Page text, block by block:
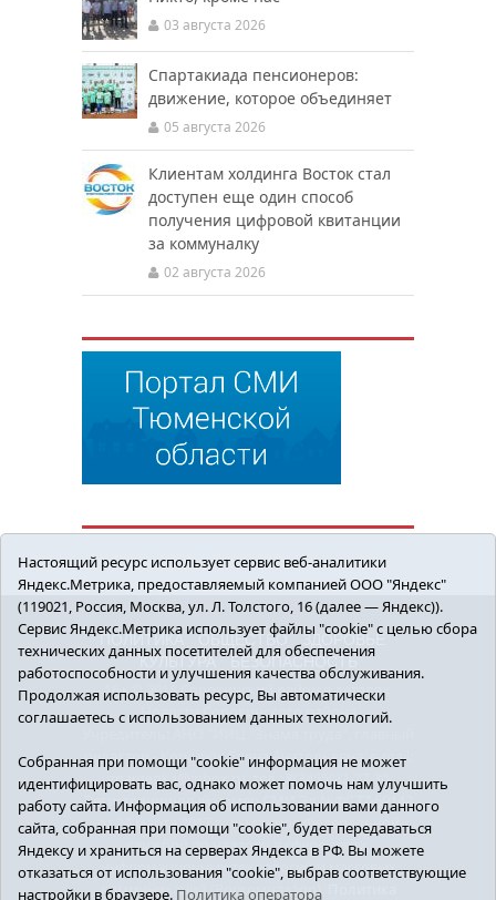
03 августа 2026
Спартакиада пенсионеров:
движение, которое объединяет
05 августа 2026
Клиентам холдинга Восток стал
доступен еще один способ
получения цифровой квитанции
за коммуналку
02 августа 2026
ПОЛИТИКА ОБЩЕСТВО
ЗДОРОВЬЕ
КУЛЬТУРА
БЕЗОПАСНОСТЬ
16+ © 2018 Сорокинский район в деталях.
Новости Сорокинского района
редактор - Королюк Елена Анатольевна, e-mail:
znamenka@inbox.ru, тел.: 8(34550)2-27-30
Регистрационный номер СМИ Эл №ФС77-69142
от 24 марта 2017 г., выданное Федеральной
службой по надзору в сфере связи,
информационных технологий и массовых
коммуникаций (Роскомнадзор).
Настоящий ресурс использует сервис веб-аналитики
Яндекс.Метрика, предоставляемый компанией ООО "Яндекс"
(119021, Россия, Москва, ул. Л. Толстого, 16 (далее — Яндекс)).
Сервис Яндекс.Метрика использует файлы "cookie" с целью сбора
технических данных посетителей для обеспечения
работоспособности и улучшения качества обслуживания.
Продолжая использовать ресурс, Вы автоматически
соглашаетесь с использованием данных технологий.
Собранная при помощи "cookie" информация не может
идентифицировать вас, однако может помочь нам улучшить
работу сайта. Информация об использовании вами данного
сайта, собранная при помощи "cookie", будет передаваться
Яндексу и храниться на серверах Яндекса в РФ. Вы можете
отказаться от использования "cookie", выбрав соответствующие
настройки в браузере. Политика оператора